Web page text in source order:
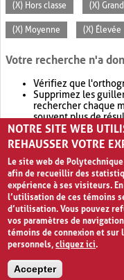
(X) Hors classe (X)
(X) Moyenne (X) Élevée
Votre recherche n'a
Vérifiez que
Supprimez les
rechercher chaque
souvent plus de
Envisagez d'élargir
retournera souvent
NOTRE SITE WEB
REHAUSSER VOTRE
Le site web de
afin de recueillir des
expérience à ses visiteurs.
l’utilisation de ces témoins
d’utilisation. Vous pouvez
vos paramètres de
témoins de connexion et sur
personnels,cliquez ici.
Accepter